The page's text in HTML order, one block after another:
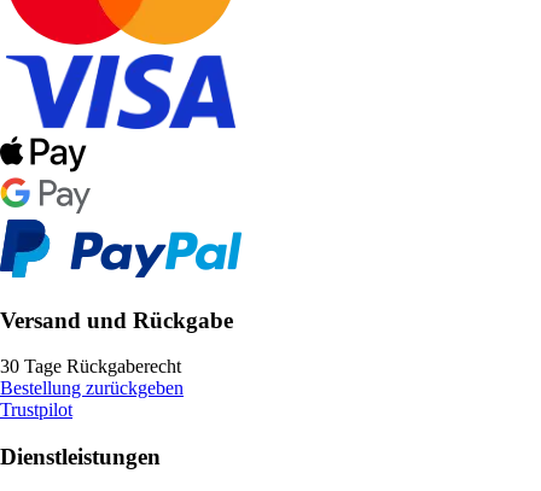
Versand und Rückgabe
30 Tage Rückgaberecht
Bestellung zurückgeben
Trustpilot
Dienstleistungen